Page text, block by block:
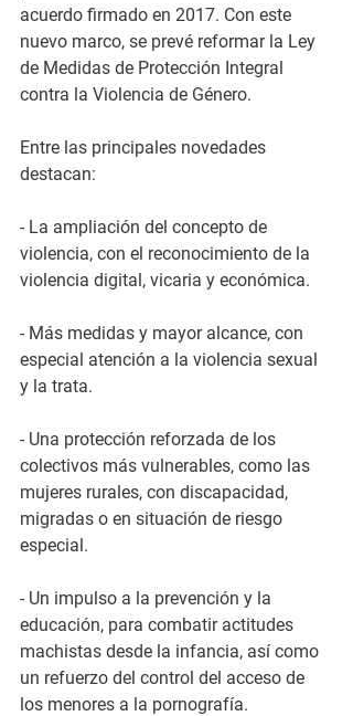
acuerdo firmado en 2017. Con este
nuevo marco, se prevé reformar la Ley
de Medidas de Protección Integral
contra la Violencia de Género.
Entre las principales novedades
destacan:
- La ampliación del concepto de
violencia, con el reconocimiento de la
violencia digital, vicaria y económica.
- Más medidas y mayor alcance, con
especial atención a la violencia sexual
y la trata.
- Una protección reforzada de los
colectivos más vulnerables, como las
mujeres rurales, con discapacidad,
migradas o en situación de riesgo
especial.
- Un impulso a la prevención y la
educación, para combatir actitudes
machistas desde la infancia, así como
un refuerzo del control del acceso de
los menores a la pornografía.